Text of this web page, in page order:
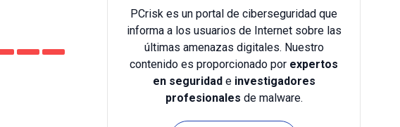
PCrisk es un portal de ciberseguridad que
informa a los usuarios de Internet sobre las
últimas amenazas digitales. Nuestro
contenido es proporcionado por expertos
en seguridade investigadores
profesionales de malware.